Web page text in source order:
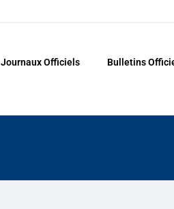
Journaux Officiels Bulletins